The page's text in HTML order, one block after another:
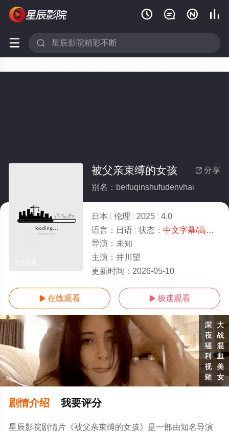
   
 
 分享
被父亲束缚的女孩
别名：beifuqinshufudenvhai
日本 伦理 2025
4.0
语言： 日语 状态： 中文字幕/高清
导演： 未知
主演： 井川望
更新时间： 2026-05-10
 在线观看  极速观看
剧情介绍 我要评分
星辰影院剧情片《被父亲束缚的女孩》是一部由知名导演